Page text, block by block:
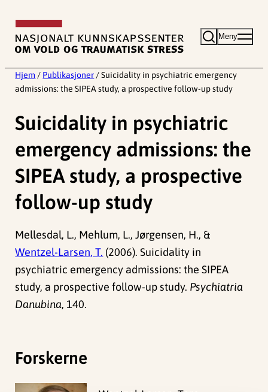
innhold
Meny
Hjem / Publikasjoner / Suicidality in psychiatric emergency
admissions: the SIPEA study, a prospective follow-up study
Suicidality in psychiatric
emergency admissions: the
SIPEA study, a prospective
follow-up study
Mellesdal, L., Mehlum, L., Jørgensen, H., &
Wentzel-Larsen, T. (2006). Suicidality in
psychiatric emergency admissions: the SIPEA
study, a prospective follow-up study. Psychiatria
Danubina, 140.
Forskerne